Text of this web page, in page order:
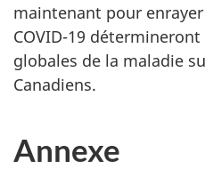
maintenant pour
COVID-19
globales de la maladie
Canadiens.
Annexe